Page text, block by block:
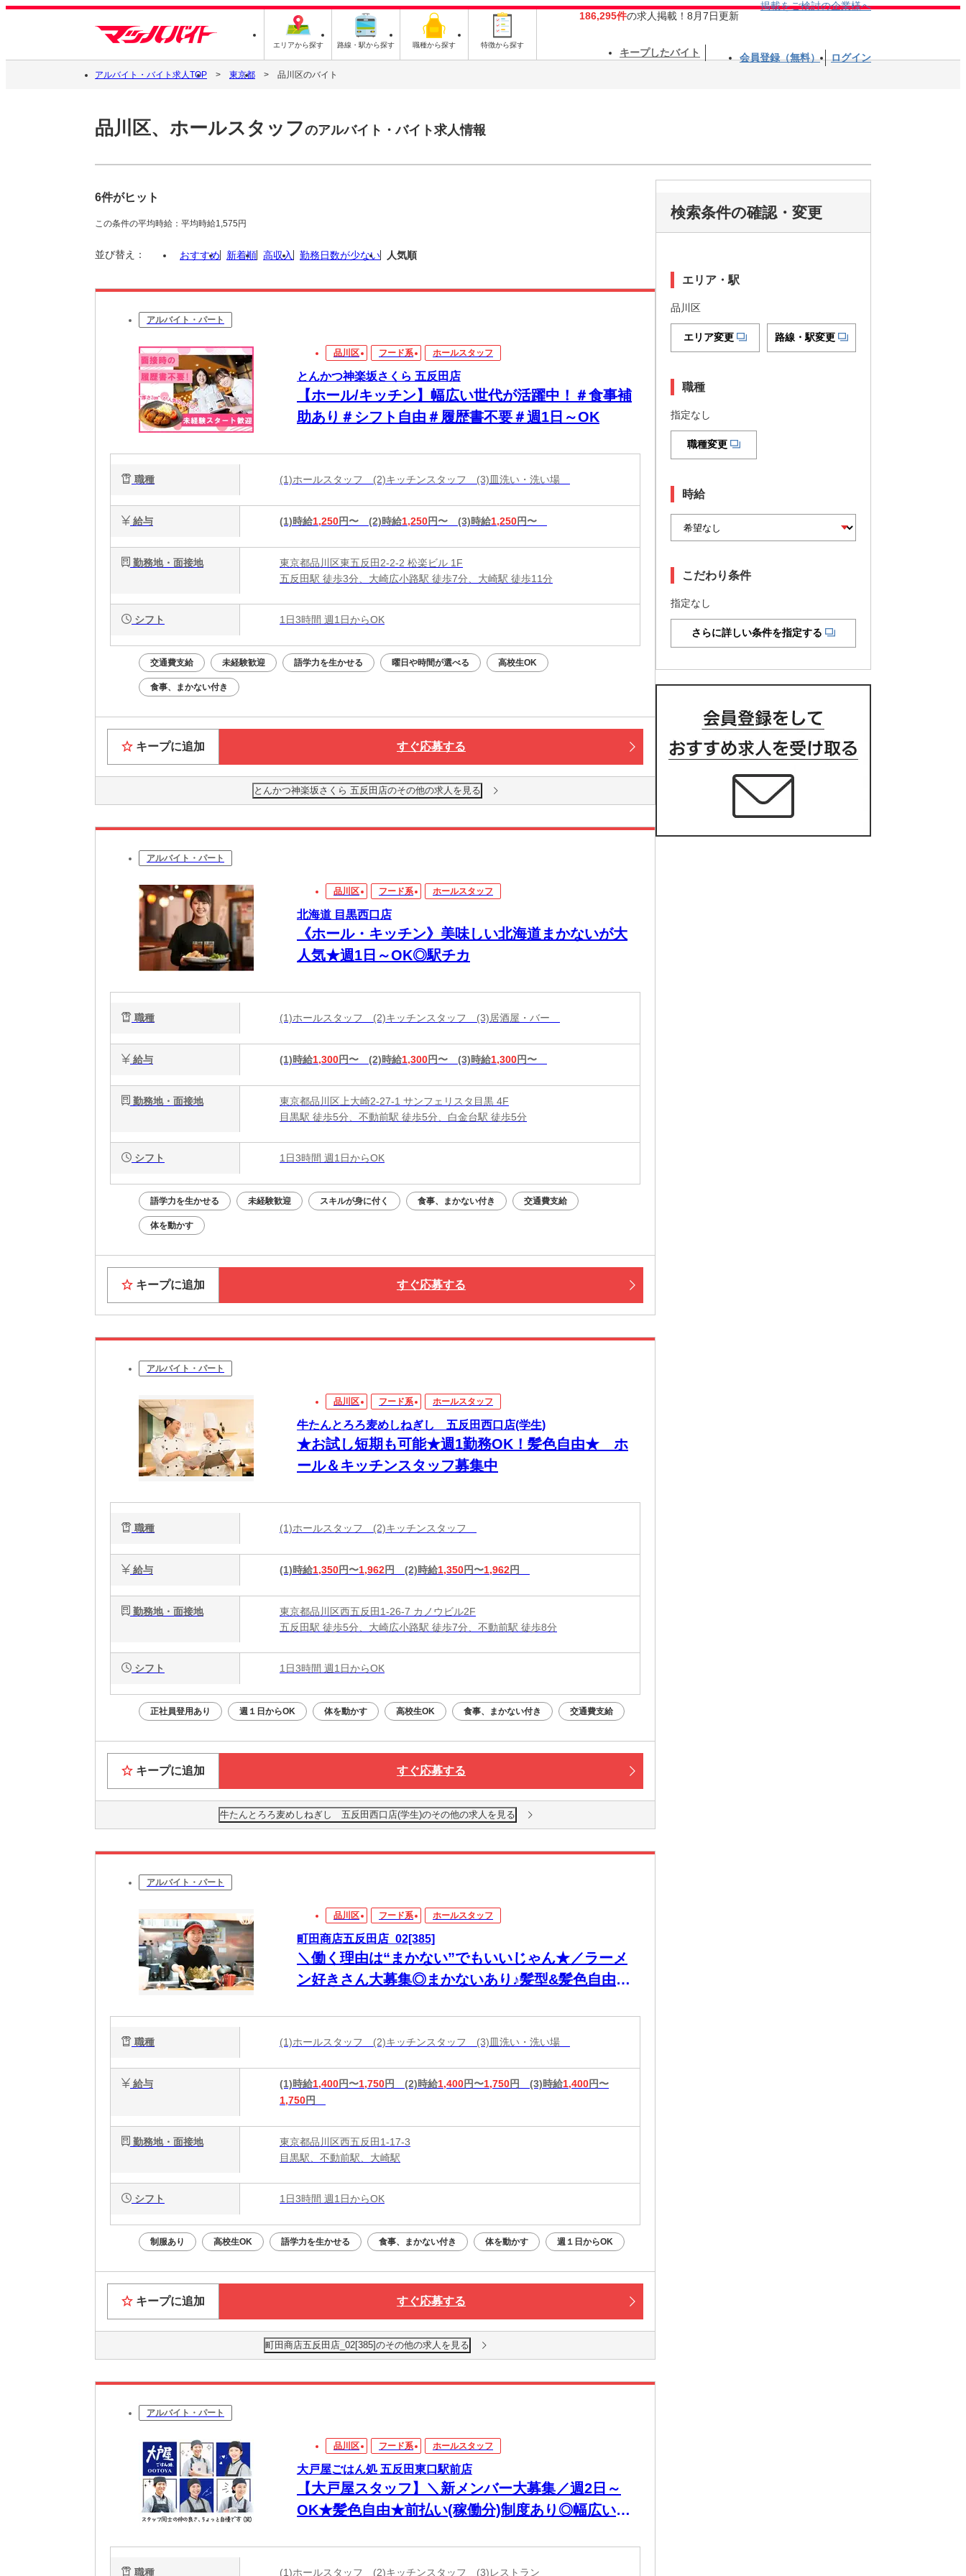
エリアから探す 路線・駅から探す 職種から探す 特徴から探す
186,295件の求人掲載！8月7日更新
掲載をご検討の企業様へ
キープしたバイト 会員登録（無料） ログイン
アルバイト・バイト求人TOP 東京都 品川区のバイト
品川区、ホールスタッフのアルバイト・バイト求人情報
6件がヒット
この条件の平均時給：平均時給1,575円
並び替え： おすすめ 新着順 高収入 勤務日数が少ない 人気順
アルバイト・パート
品川区 フード系 ホールスタッフ
とんかつ神楽坂さくら 五反田店
【ホール/キッチン】幅広い世代が活躍中！＃食事補
助あり＃シフト自由＃履歴書不要＃週1日～OK
職種 (1)ホールスタッフ (2)キッチンスタッフ (3)皿洗い・洗い場
給与 (1)時給1,250円〜 (2)時給1,250円〜 (3)時給1,250円〜
勤務地・面接地
東京都品川区東五反田2-2-2 松楽ビル 1F
五反田駅 徒歩3分、大崎広小路駅 徒歩7分、大崎駅 徒歩11分
シフト 1日3時間 週1日からOK
交通費支給 未経験歓迎 語学力を生かせる 曜日や時間が選べる 高校生OK
食事、まかない付き
キープに追加 すぐ応募する
とんかつ神楽坂さくら 五反田店のその他の求人を見る
アルバイト・パート
品川区 フード系 ホールスタッフ
北海道 目黒西口店
《ホール・キッチン》美味しい北海道まかないが大
人気★週1日～OK◎駅チカ
職種 (1)ホールスタッフ (2)キッチンスタッフ (3)居酒屋・バー
給与 (1)時給1,300円〜 (2)時給1,300円〜 (3)時給1,300円〜
勤務地・面接地
東京都品川区上大崎2-27-1 サンフェリスタ目黒 4F
目黒駅 徒歩5分、不動前駅 徒歩5分、白金台駅 徒歩5分
シフト 1日3時間 週1日からOK
語学力を生かせる 未経験歓迎 スキルが身に付く 食事、まかない付き 交通費支給
体を動かす
キープに追加 すぐ応募する
アルバイト・パート
品川区 フード系 ホールスタッフ
牛たんとろろ麦めしねぎし 五反田西口店(学生)
★お試し短期も可能★週1勤務OK！髪色自由★ ホ
ール＆キッチンスタッフ募集中
職種 (1)ホールスタッフ (2)キッチンスタッフ
給与 (1)時給1,350円〜1,962円 (2)時給1,350円〜1,962円
勤務地・面接地
東京都品川区西五反田1-26-7 カノウビル2F
五反田駅 徒歩5分、大崎広小路駅 徒歩7分、不動前駅 徒歩8分
シフト 1日3時間 週1日からOK
正社員登用あり 週１日からOK 体を動かす 高校生OK 食事、まかない付き 交通費支給
キープに追加 すぐ応募する
牛たんとろろ麦めしねぎし 五反田西口店(学生)のその他の求人を見る
アルバイト・パート
品川区 フード系 ホールスタッフ
町田商店五反田店_02[385]
＼働く理由は“まかない”でもいいじゃん★／ラーメ
ン好きさん大募集◎まかないあり♪髪型&髪色自由で
職種 (1)ホールスタッフ (2)キッチンスタッフ (3)皿洗い・洗い場
給与 (1)時給1,400円〜1,750円 (2)時給1,400円〜1,750円 (3)時給1,400円〜
1,750円
勤務地・面接地
東京都品川区西五反田1-17-3
目黒駅、不動前駅、大崎駅
シフト 1日3時間 週1日からOK
制服あり 高校生OK 語学力を生かせる 食事、まかない付き 体を動かす 週１日からOK
キープに追加 すぐ応募する
町田商店五反田店_02[385]のその他の求人を見る
アルバイト・パート
品川区 フード系 ホールスタッフ
大戸屋ごはん処 五反田東口駅前店
【大戸屋スタッフ】＼新メンバー大募集／週2日～
OK★髪色自由★前払い(稼働分)制度あり◎幅広い年
職種 (1)ホールスタッフ (2)キッチンスタッフ (3)レストラン
検索条件の確認・変更
エリア・駅
品川区
エリア変更 路線・駅変更
職種
指定なし
職種変更
時給
こだわり条件
指定なし
さらに詳しい条件を指定する